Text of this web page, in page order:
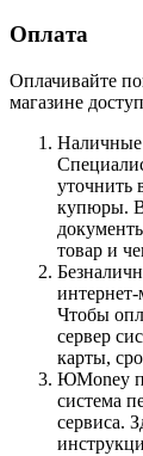
Оплата
Оплачивайте
магазине
Наличные
уточнить
купюры.
товар и
Чтобы
сервер
карты,
ЮMoney
система
сервиса.